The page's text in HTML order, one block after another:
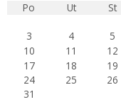
Po
Ut St
3
4 5
10
11 12
17
18 19
24
25 26
31